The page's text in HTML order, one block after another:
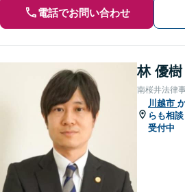
電話でお問い合わせ
林 優樹
南桜井法律
川越市
らも相談
受付中